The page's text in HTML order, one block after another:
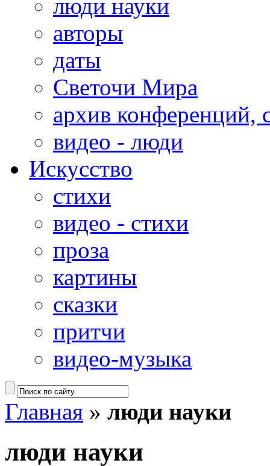
люди науки
авторы
даты
Светочи Мира
архив конференций,
видео - люди
Искусство
стихи
видео - стихи
проза
картины
сказки
притчи
видео-музыка
Главная » люди науки
люди науки